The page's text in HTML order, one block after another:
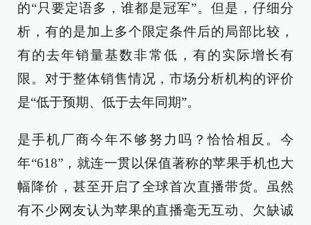
的“只要定语多，谁都是冠军”。但是，仔细分
析，有的是加上多个限定条件后的局部比较，
有的去年销量基数非常低，有的实际增长有
限。对于整体销售情况，市场分析机构的评价
是“低于预期、低于去年同期”。
是手机厂商今年不够努力吗？恰恰相反。今
年“618”，就连一贯以保值著称的苹果手机也大
幅降价，甚至开启了全球首次直播带货。虽然
有不少网友认为苹果的直播毫无互动、欠缺诚